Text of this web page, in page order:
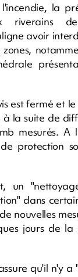
la
riverains
avoir
est fermé et
à la suite de
mesurés. A
de protection
un
dans
nouvelles
jours de la
qu'il n'y a